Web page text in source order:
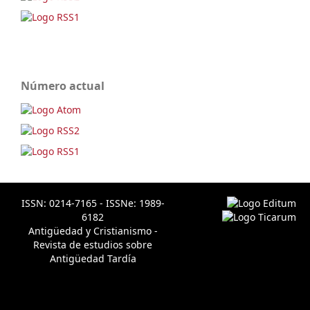
Número actual
ISSN: 0214-7165 - ISSNe: 1989-
6182
Antigüedad y Cristianismo -
Revista de estudios sobre
Antigüedad Tardía